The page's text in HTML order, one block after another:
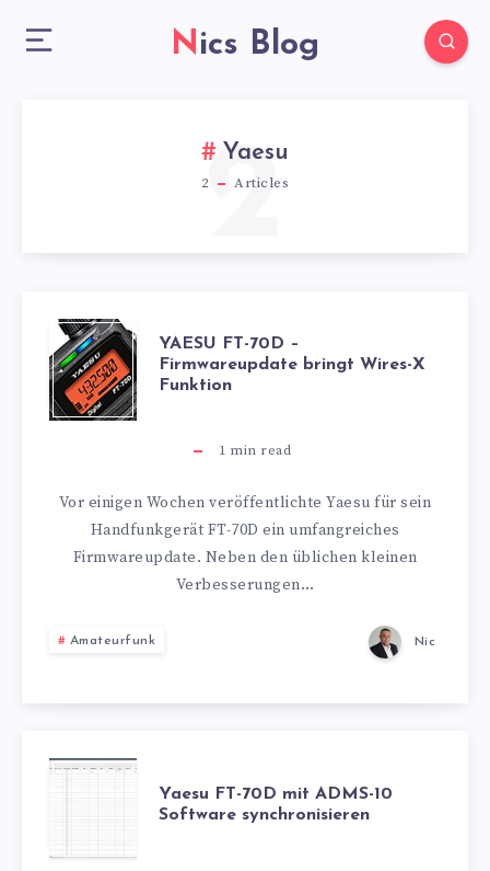
Nics Blog
Yaesu
2 Articles
2
YAESU
FT-
–
X
FUNKTION
YAESU FT-70D –
Firmwareupdate bringt Wires-X
Funktion
1 min read
Vor einigen Wochen veröffentlichte Yaesu für sein
Handfunkgerät FT-70D ein umfangreiches
Firmwareupdate. Neben den üblichen kleinen
Verbesserungen…
Amateurfunk Nic
YAESU
FT-
Yaesu FT-70D mit ADMS-10
Software synchronisieren